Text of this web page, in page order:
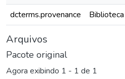
dcterms.provenance
Arquivos
Pacote original
Agora exibindo 1 - 1 de 1